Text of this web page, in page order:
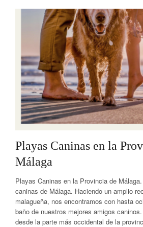
Playas Caninas en la
Málaga
Playas Caninas en la Provincia de
caninas de Málaga. Haciendo un amplio
malagueña, nos encontramos con hasta
baño de nuestros mejores amigos
desde la parte más occidental de la